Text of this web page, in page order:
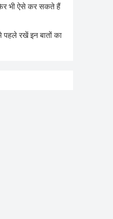
भी ऐसे कर सकते हैं
रखें इन बातों का